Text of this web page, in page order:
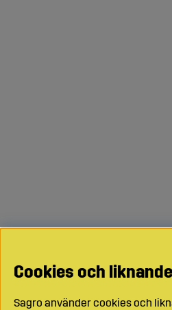
Cookies och
Sagro använder cookies och